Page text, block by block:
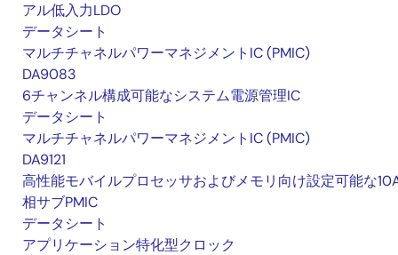
アル低入力LDO
データシート
マルチチャネルパワーマネジメントIC (PMIC)
DA9083
6チャンネル構成可能なシステム電源管理IC
データシート
マルチチャネルパワーマネジメントIC (PMIC)
DA9121
高性能モバイルプロセッサおよびメモリ向け設定可能な
相サブPMIC
データシート
アプリケーション特化型クロック